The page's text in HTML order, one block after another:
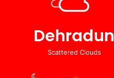
Dehradun
Scattered Clouds